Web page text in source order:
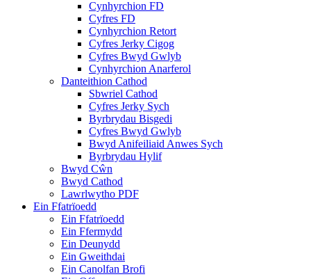
Cynhyrchion FD
Cyfres FD
Cynhyrchion Retort
Cyfres Jerky Cigog
Cyfres Bwyd Gwlyb
Cynhyrchion Anarferol
Danteithion Cathod
Sbwriel Cathod
Cyfres Jerky Sych
Byrbrydau Bisgedi
Cyfres Bwyd Gwlyb
Bwyd Anifeiliaid Anwes Sych
Byrbrydau Hylif
Bwyd Cŵn
Bwyd Cathod
Lawrlwytho PDF
Ein Ffatrïoedd
Ein Ffatrïoedd
Ein Ffermydd
Ein Deunydd
Ein Gweithdai
Ein Canolfan Brofi